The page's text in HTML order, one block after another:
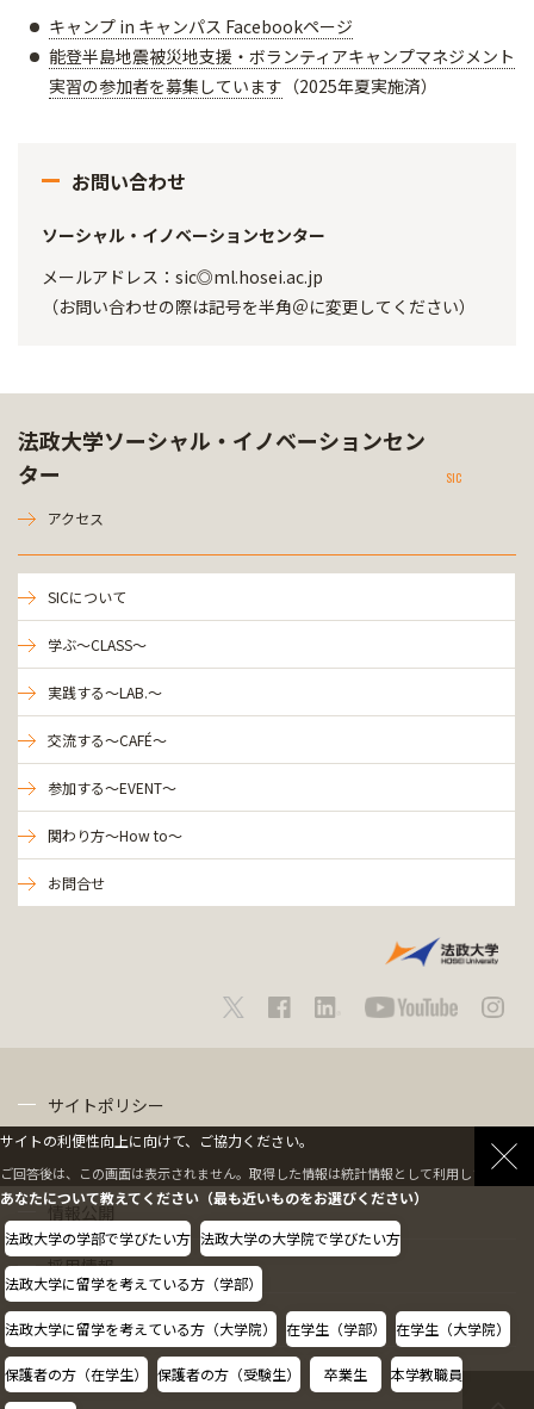
キャンプ in キャンパス Facebookページ
能登半島地震被災地支援・ボランティアキャンプマネジメント
実習の参加者を募集しています （2025年夏実施済）
お問い合わせ
ソーシャル・イノベーションセンター
メールアドレス：sic◎ml.hosei.ac.jp
（お問い合わせの際は記号を半角＠に変更してください）
法政大学ソーシャル・イノベーションセン
ター
SIC
アクセス
SICについて
学ぶ～CLASS～
実践する～LAB.～
交流する～CAFÉ～
参加する～EVENT～
関わり方～How to～
お問合せ
サイトポリシー
情報公開
採用情報
教職員の方へ
サイトの利便性向上に向けて、ご協力ください。
ご回答後は、この画面は表示されません。取得した情報は統計情報として利用します。
あなたについて教えてください（最も近いものをお選びください）
法政大学の学部で学びたい方 法政大学の大学院で学びたい方
法政大学に留学を考えている方（学部）
法政大学に留学を考えている方（大学院） 在学生（学部） 在学生（大学院）
保護者の方（在学生） 保護者の方（受験生） 卒業生 本学教職員